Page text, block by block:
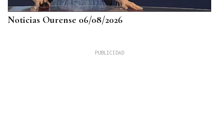
Noticias Ourense 06/08/2026